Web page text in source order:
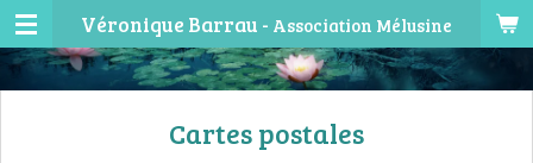
Passer
au
Véronique Barrau - Association Mélusine
Cartes postales